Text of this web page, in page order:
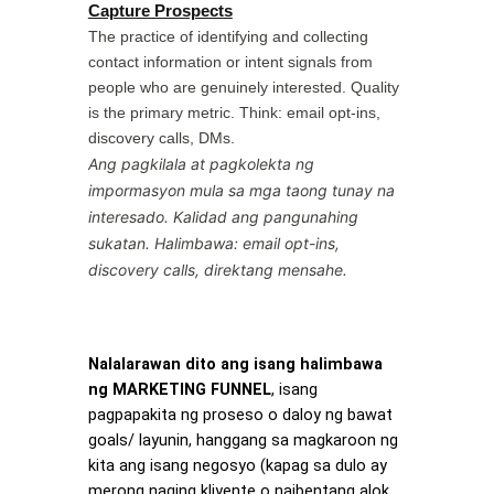
Capture Prospects
The practice of identifying and collecting
contact information or intent signals from
people who are genuinely interested. Quality
is the primary metric. Think: email opt-ins,
discovery calls, DMs.
Ang pagkilala at pagkolekta ng
impormasyon mula sa mga taong tunay na
interesado. Kalidad ang pangunahing
sukatan. Halimbawa: email opt-ins,
discovery calls, direktang mensahe.
Nalalarawan dito ang isang halimbawa
ng MARKETING FUNNEL, isang
pagpapakita ng proseso o daloy ng bawat
goals/ layunin, hanggang sa magkaroon ng
kita ang isang negosyo (kapag sa dulo ay